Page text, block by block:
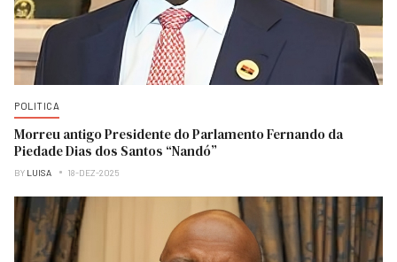
POLITICA
Morreu antigo Presidente do Parlamento Fernando da
Piedade Dias dos Santos “Nandó”
BY LUISA 18-DEZ-2025